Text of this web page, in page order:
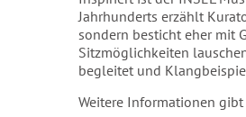
Jahrhunderts erzählt
sondern besticht eher mit
Sitzmöglichkeiten
begleitet und
Weitere Informationen gibt